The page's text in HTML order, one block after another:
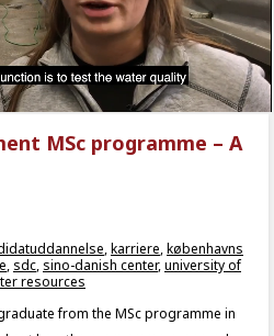
MSc programme – A
,karriere,københavns
, sdc, sino-danish center,university of
resources
from the MSc programme in